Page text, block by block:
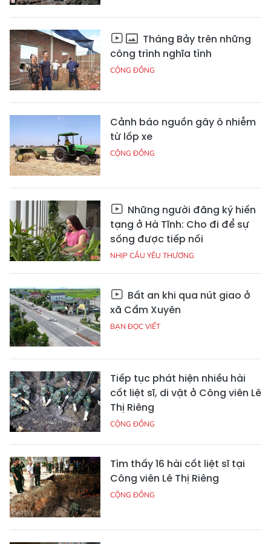
Tháng Bảy trên những
công trình nghĩa tình
CỘNG ĐỒNG
Cảnh báo nguồn gây ô nhiễm
từ lốp xe
CỘNG ĐỒNG
Những người đăng ký hiến
tạng ở Hà Tĩnh: Cho đi để sự
sống được tiếp nối
NHỊP CẦU YÊU THƯƠNG
Bất an khi qua nút giao ở
xã Cẩm Xuyên
BẠN ĐỌC VIẾT
Tiếp tục phát hiện nhiều hài
cốt liệt sĩ, di vật ở Công viên Lê
Thị Riêng
CỘNG ĐỒNG
Tìm thấy 16 hài cốt liệt sĩ tại
Công viên Lê Thị Riêng
CỘNG ĐỒNG